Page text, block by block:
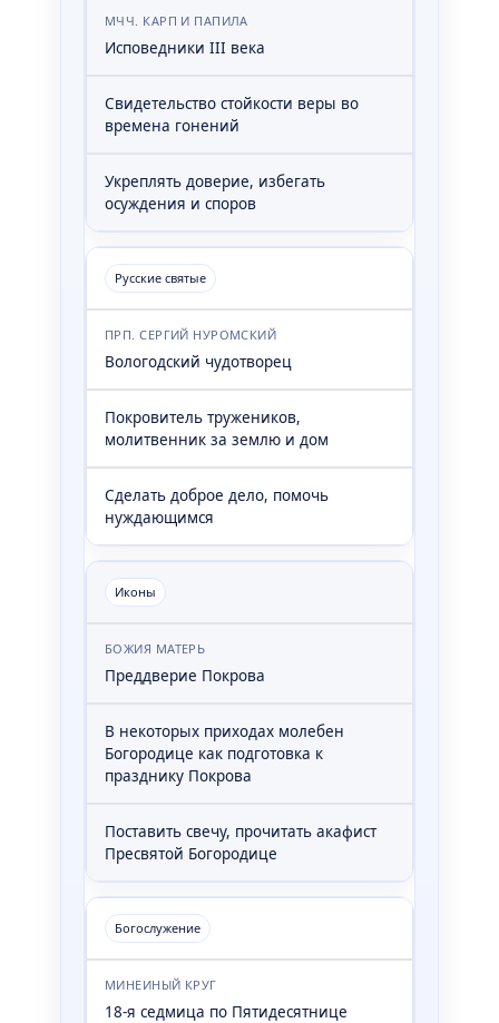
МЧЧ. КАРП И ПАПИЛА
Исповедники III века
Свидетельство стойкости веры во
времена гонений
Укреплять доверие, избегать
осуждения и споров
Русские святые
ПРП. СЕРГИЙ НУРОМСКИЙ
Вологодский чудотворец
Покровитель тружеников,
молитвенник за землю и дом
Сделать доброе дело, помочь
нуждающимся
Иконы
БОЖИЯ МАТЕРЬ
Преддверие Покрова
В некоторых приходах молебен
Богородице как подготовка к
празднику Покрова
Поставить свечу, прочитать акафист
Пресвятой Богородице
Богослужение
МИНЕИНЫЙ КРУГ
18-я седмица по Пятидесятнице